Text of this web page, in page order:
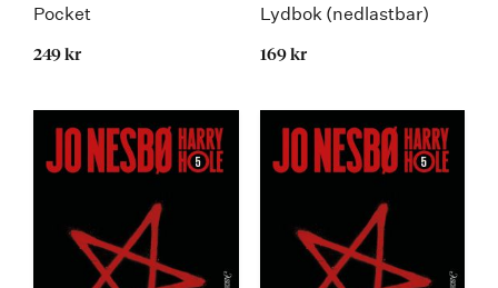
Pocket
249 kr
Lydbok (nedlastbar)
169 kr